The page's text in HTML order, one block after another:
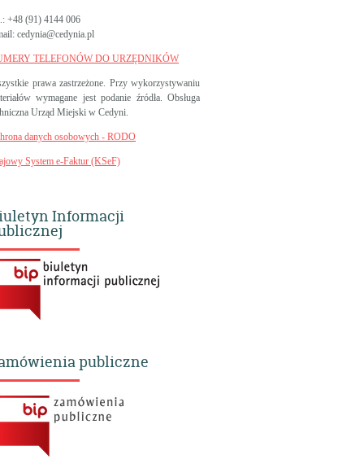
+48 (91) 4144 006
cedynia@cedynia.pl
TELEFONÓW DO URZĘDNIKÓW
prawa zastrzeżone. Przy wykorzystywaniu
wymagane jest podanie źródła. Obsługa
Urząd Miejski w Cedyni.
danych osobowych - RODO
System e-Faktur (KSeF)
Informacji
publiczne